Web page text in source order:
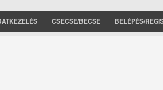
CSECSE/BECSE BELÉPÉS/